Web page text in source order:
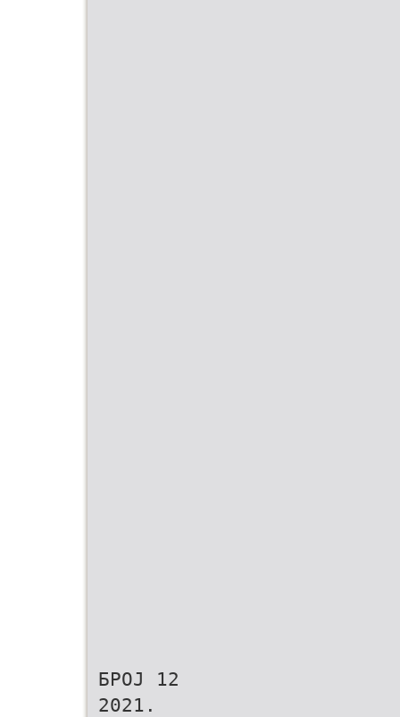
БРОЈ 12
2021.